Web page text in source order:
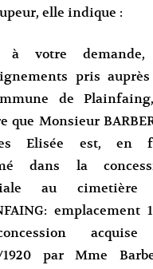
elle indique :
à votre
pris
de
que Monsieur
Elisée est, en
dans la
au cimetière
emplacement
1920 par Mme